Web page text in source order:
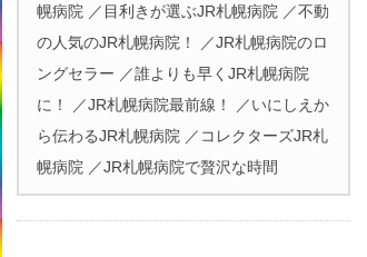
幌病院 ／目利きが選ぶJR札幌病院 ／不動
の人気のJR札幌病院！ ／JR札幌病院のロ
ングセラー ／誰よりも早くJR札幌病院
に！ ／JR札幌病院最前線！ ／いにしえか
ら伝わるJR札幌病院 ／コレクターズJR札
幌病院 ／JR札幌病院で贅沢な時間